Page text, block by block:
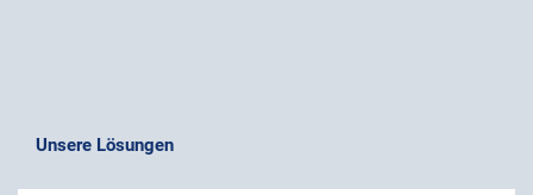
Unsere Lösungen